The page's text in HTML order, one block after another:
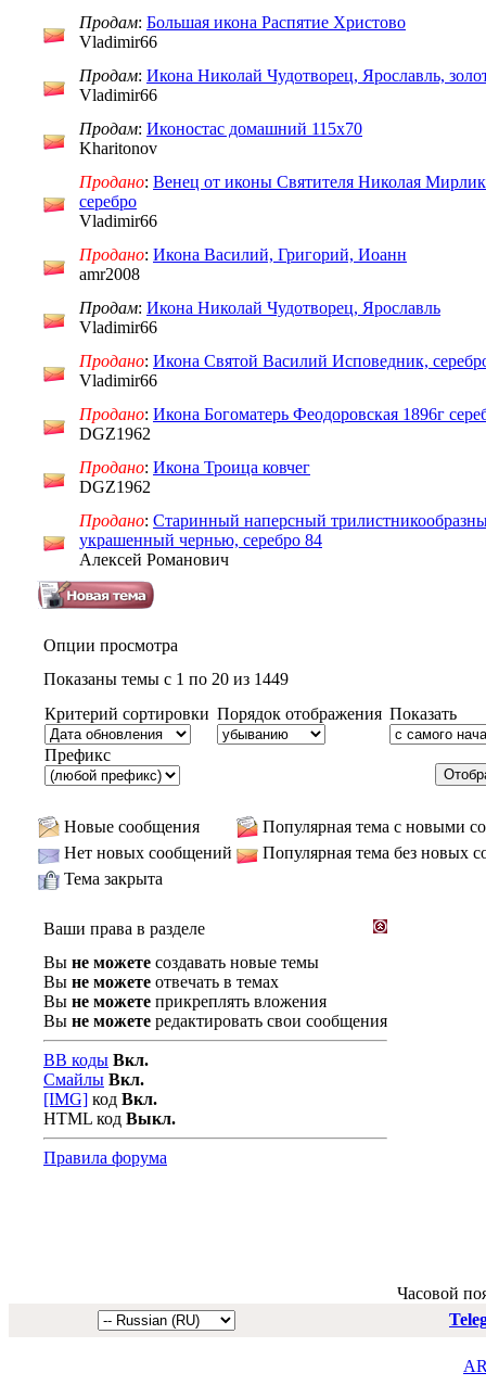
Продам: Большая икона Распятие Христово
Vladimir66
Продам: Икона Николай Чудотворец, Ярославль,
Vladimir66
Продам: Иконостас домашний 115х70
Kharitonov
Продано: Венец от иконы Святителя Николая
серебро
Vladimir66
Продано: Икона Василий, Григорий, Иоанн
amr2008
Продам: Икона Николай Чудотворец, Ярославль
Vladimir66
Продано: Икона Святой Василий Исповедник,
Vladimir66
Продано: Икона Богоматерь Феодоровская 1896г
DGZ1962
Продано: Икона Троица ковчег
DGZ1962
Продано: Старинный наперсный
украшенный чернью, серебро 84
Алексей Романович
Опции просмотра
Показаны темы с 1 по 20 из 1449
Критерий сортировки Порядок отображения Показать
Префикс
Новые сообщения
Популярная тема с новыми
Нет новых сообщений
Популярная тема без новых
Тема закрыта
Ваши права в разделе
Вы не можете создавать новые темы
Вы не можете отвечать в темах
Вы не можете прикреплять вложения
Вы не можете редактировать свои сообщения
BB коды Вкл.
Смайлы Вкл.
[IMG] код Вкл.
HTML код Выкл.
Правила форума
Часовой